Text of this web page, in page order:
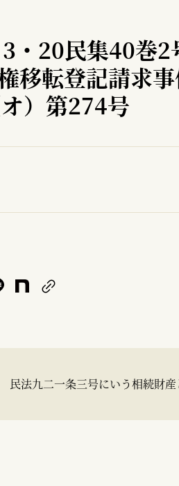
・20民集40巻2
移転登記請求
）第274号
民法九二一条三号にいう相続財